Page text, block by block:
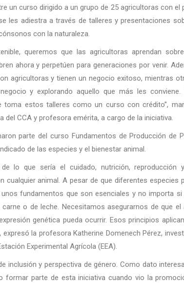
un curso dirigido a un grupo de 25 agricultoras con el
les adiestra a través de talleres y presentaciones
con la naturaleza.
queremos que las agricultoras aprendan
ahora y perpetúen para generaciones por venir.
agricultoras y tienen un negocio exitoso, mientras
y explorando aquello que más les conviene.
toma estos talleres como un curso con crédito”,
CCA y profesora emérita, a cargo de la iniciativa.
parte del curso Fundamentos de Producción de
de las especies y el bienestar animal.
lo que sería el cuidado, nutrición, reproducción
animal. A pesar de que diferentes especies
fundamentos que son esenciales y no importa
o de leche. Necesitamos asegurarnos de que el
genética pueda ocurrir. Esos principios
la profesora Katherine Domenech Pérez,
Experimental Agrícola (EEA).
inclusión y perspectiva de género. Como dato
formar parte de esta iniciativa cuando vio la